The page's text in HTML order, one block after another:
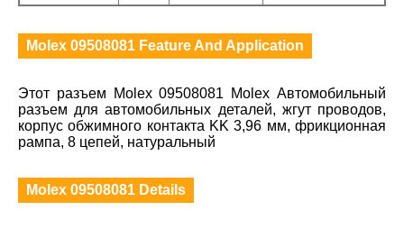
Molex 09508081 Feature And Application
Этот разъем Molex 09508081 Molex Автомобильный
разъем для автомобильных деталей, жгут проводов,
корпус обжимного контакта KK 3,96 мм, фрикционная
рампа, 8 цепей, натуральный
Molex 09508081 Details